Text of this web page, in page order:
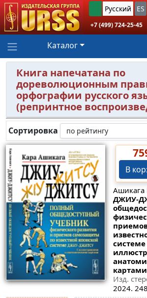
Русский ES
+7 (499) 724-25-45
Каталог
Книга напечатана по
дореволюционным
орфографии русского
(репринтное
Сортировка
В
Ашикага
ДЖИУ-
Изд.
2024.